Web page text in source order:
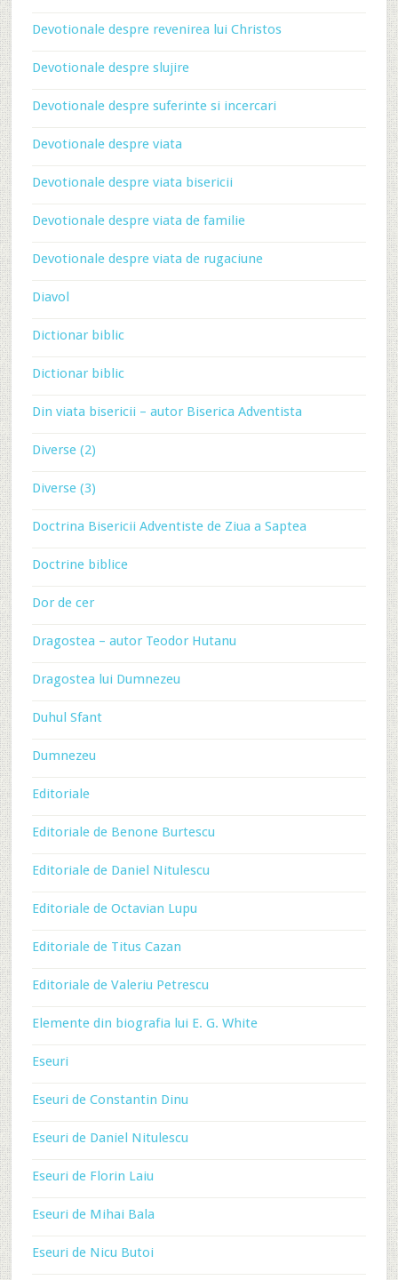
Devotionale despre revenirea lui Christos
Devotionale despre slujire
Devotionale despre suferinte si incercari
Devotionale despre viata
Devotionale despre viata bisericii
Devotionale despre viata de familie
Devotionale despre viata de rugaciune
Diavol
Dictionar biblic
Dictionar biblic
Din viata bisericii – autor Biserica Adventista
Diverse (2)
Diverse (3)
Doctrina Bisericii Adventiste de Ziua a Saptea
Doctrine biblice
Dor de cer
Dragostea – autor Teodor Hutanu
Dragostea lui Dumnezeu
Duhul Sfant
Dumnezeu
Editoriale
Editoriale de Benone Burtescu
Editoriale de Daniel Nitulescu
Editoriale de Octavian Lupu
Editoriale de Titus Cazan
Editoriale de Valeriu Petrescu
Elemente din biografia lui E. G. White
Eseuri
Eseuri de Constantin Dinu
Eseuri de Daniel Nitulescu
Eseuri de Florin Laiu
Eseuri de Mihai Bala
Eseuri de Nicu Butoi